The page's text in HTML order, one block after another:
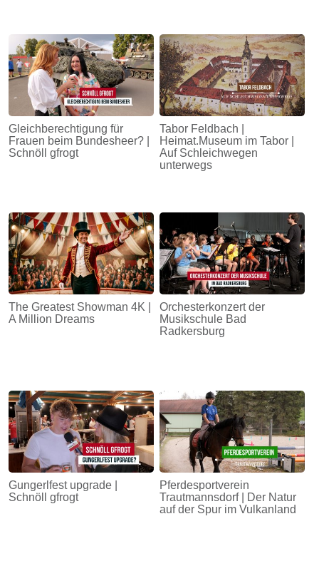
Gleichberechtigung für
Frauen beim Bundesheer? |
Schnöll gfrogt
Tabor Feldbach |
Heimat.Museum im Tabor |
Auf Schleichwegen
unterwegs
The Greatest Showman 4K |
A Million Dreams
Orchesterkonzert der
Musikschule Bad
Radkersburg
Gungerlfest upgrade |
Schnöll gfrogt
Pferdesportverein
Trautmannsdorf | Der Natur
auf der Spur im Vulkanland